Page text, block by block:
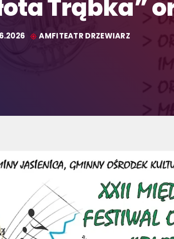
Trąbka”
my_location AMFITEATR DRZEWIARZ